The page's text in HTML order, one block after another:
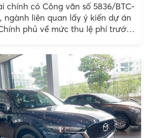
chính có Công văn số 5836/BTC-
ngành liên quan lấy ý kiến dự án
phủ về mức thu lệ phí trước